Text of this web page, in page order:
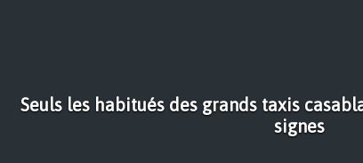
Seuls les habitués des grands taxis
signes